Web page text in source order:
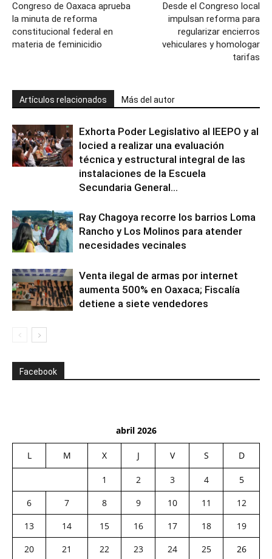
Congreso de Oaxaca aprueba
la minuta de reforma
constitucional federal en
materia de feminicidio
Desde el Congreso local
impulsan reforma para
regularizar encierros
vehiculares y homologar
tarifas
Artículos relacionados Más del autor
Exhorta Poder Legislativo al IEEPO y al
Iocied a realizar una evaluación
técnica y estructural integral de las
instalaciones de la Escuela
Secundaria General...
Ray Chagoya recorre los barrios Loma
Rancho y Los Molinos para atender
necesidades vecinales
Venta ilegal de armas por internet
aumenta 500% en Oaxaca; Fiscalía
detiene a siete vendedores
Facebook
abril 2026
L M X J V S D
1 2 3 4
5
6
7 8 9 10 11
12
13
14 15 16 17 18
19
20
21 22 23 24 25
26